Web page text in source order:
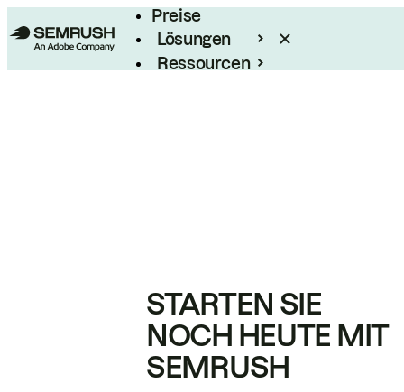
Preise
Lösungen
Ressourcen
STARTEN SIE
NOCH HEUTE MIT
SEMRUSH